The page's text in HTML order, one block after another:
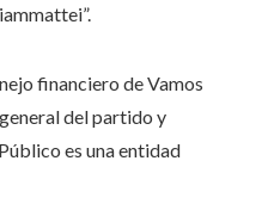
financiero de Vamos
del partido y
es una entidad